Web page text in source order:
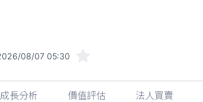
成長分析 價值評估 法人買賣